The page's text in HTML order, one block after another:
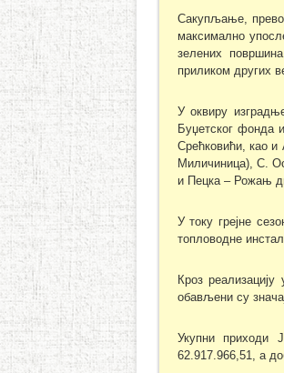
Сакупљање,
максимално
зелених
приликом других
У оквиру
Буџетског фонда
Срећковићи, као
Миличиница), С.
и Пецка – Рожањ
У току грејне
топловодне
Кроз
обављени су
Укупни приходи
62.917.966,51, а